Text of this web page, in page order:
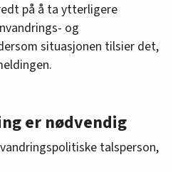
på å ta ytterligere
og
situasjonen tilsier det,
er nødvendig
talsperson,